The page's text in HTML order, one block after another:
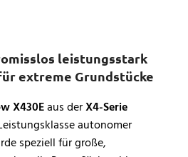
leistungsstark
extreme Grundstücke
X430Eaus derX4-Serie
autonomer
speziell für große,